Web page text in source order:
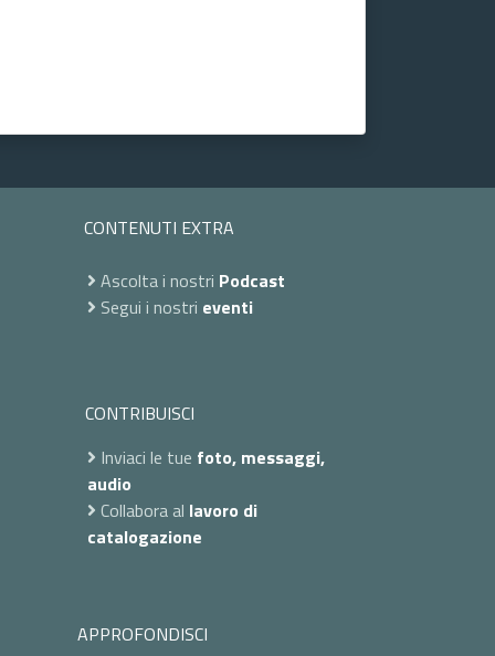
CONTENUTI EXTRA
Ascolta i nostri Podcast
Segui i nostri eventi
CONTRIBUISCI
Inviaci le tue foto, messaggi,
audio
Collabora al lavoro di
catalogazione
APPROFONDISCI